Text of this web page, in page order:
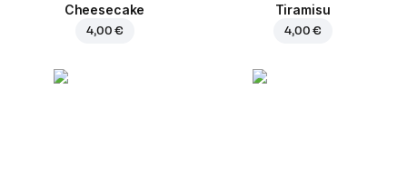
Cheesecake
4,00 €
Tiramisu
4,00 €